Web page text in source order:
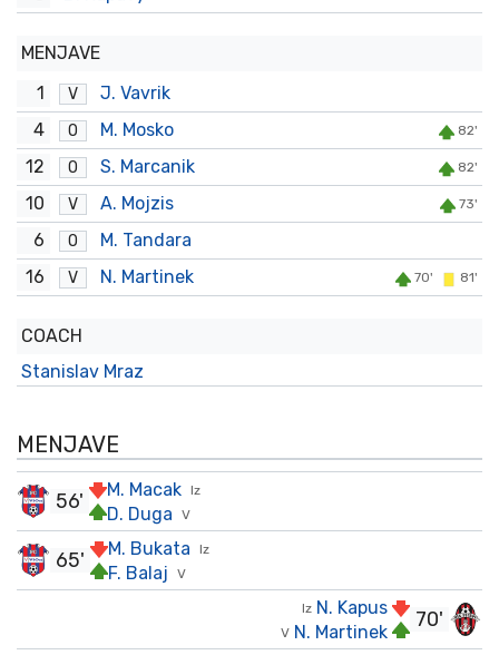
MENJAVE
1
V
J. Vavrik
4
O M. Mosko 82'
12 O S. Marcanik 82'
10 V A. Mojzis 73'
6 O
M. Tandara
16
V N. Martinek 70' 81'
COACH
Stanislav Mraz
MENJAVE
Iz
M. Macak
V
D. Duga
56'
Iz
M. Bukata
V
F. Balaj
65'
70'
Iz N. Kapus
V N. Martinek